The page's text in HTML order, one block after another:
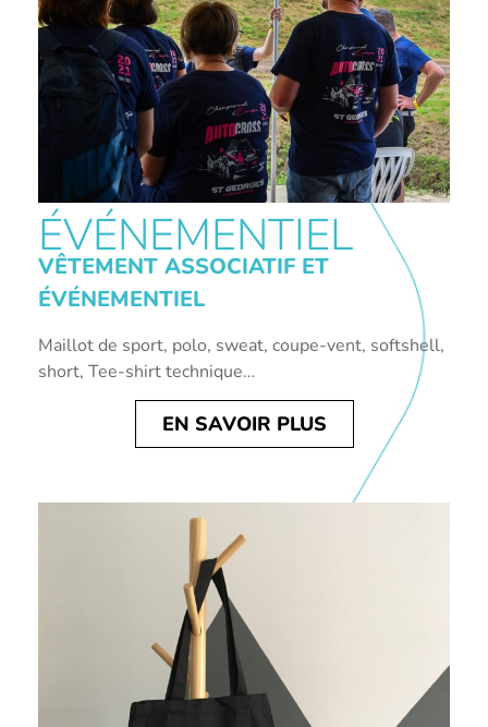
ÉVÉNEMENTIEL
VÊTEMENT ASSOCIATIF ET
ÉVÉNEMENTIEL
Maillot de sport, polo, sweat, coupe-vent, softshell,
short, Tee-shirt technique…
EN SAVOIR PLUS